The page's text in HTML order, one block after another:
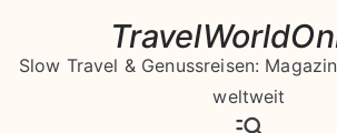
springen
Slow Travel & Genussreisen:
weltweit